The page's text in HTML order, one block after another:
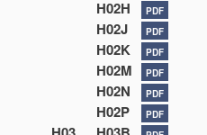
H02H PDF
H02J PDF
H02K PDF
H02M PDF
H02N PDF
H02P PDF